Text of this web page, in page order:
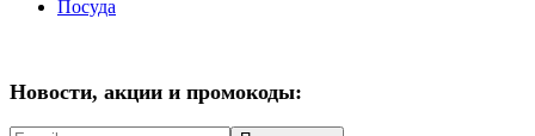
Посуда
Новости, акции и промокоды: